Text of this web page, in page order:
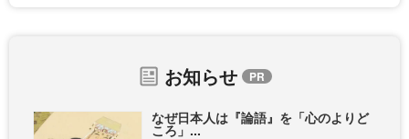
お知らせ
なぜ日本人は『論語』を「心のよりど
ころ」...